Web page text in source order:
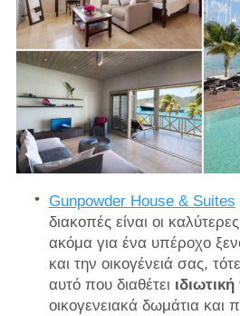
Gunpowder House & Suites
διακοπές είναι οι
ακόμα για ένα υπέροχο
και την οικογένειά σας,
αυτό που διαθέτει
οικογενειακά δωμάτια και